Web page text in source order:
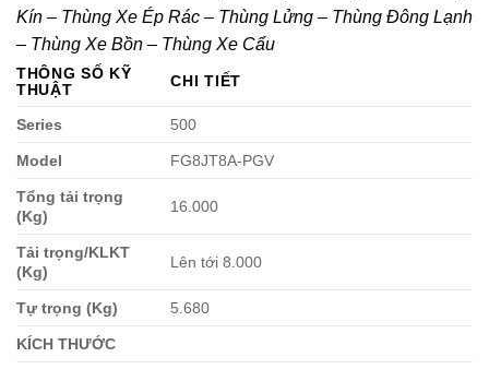
Kín – Thùng Xe Ép Rác – Thùng Lửng – Thùng Đông Lạnh
– Thùng Xe Bồn – Thùng Xe Cẩu
THÔNG SỐ KỸ
THUẬT
CHI TIẾT
Series 500
Model FG8JT8A-PGV
Tổng tải trọng
(Kg)
16.000
Tải trọng/KLKT
(Kg)
Lên tới 8.000
Tự trọng (Kg) 5.680
KÍCH THƯỚC